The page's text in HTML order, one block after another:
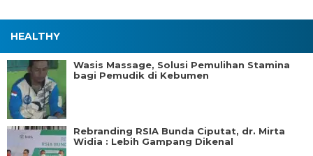
HEALTHY
Wasis Massage, Solusi Pemulihan Stamina
bagi Pemudik di Kebumen
Rebranding RSIA Bunda Ciputat, dr. Mirta
Widia : Lebih Gampang Dikenal